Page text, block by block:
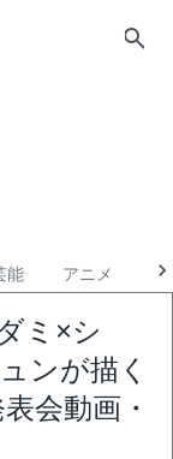
能 アニメ
ミ×シ
ンが描く
会動画・